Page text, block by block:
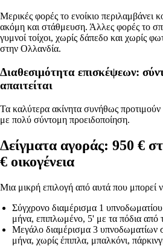
Μερικές φορές το ενοίκιο περιλαμβάνει
ακόμη και στάθμευση. Άλλες φορές το
γυμνοί τοίχοι, χωρίς δάπεδο και χωρίς
στην Ολλανδία.
Διαθεσιμότητα επισκέψεων:
απαιτείται
Τα καλύτερα ακίνητα συνήθως
με πολύ σύντομη προειδοποίηση.
Δείγματα αγοράς: 950 €
€ οικογένεια
Μια μικρή επιλογή από αυτά που μπορεί
Σύγχρονο διαμέρισμα 1
μήνα, επιπλωμένο, 5' με τα πόδια από
Μεγάλο διαμέρισμα 3 υπνοδωματίων
μήνα, χωρίς έπιπλα, μπαλκόνι,